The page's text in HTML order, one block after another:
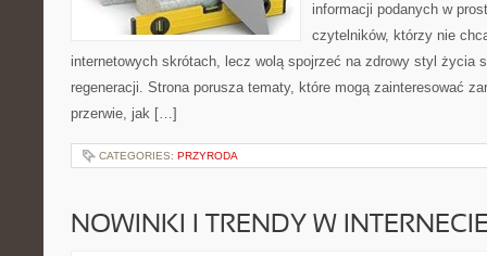
informacji podanych w
czytelników, którzy nie
internetowych skrótach, lecz wolą spojrzeć na zdrowy styl życia
regeneracji. Strona porusza tematy, które mogą zainteresować
przerwie, jak […]
CATEGORIES: PRZYRODA
NOWINKI I TRENDY W